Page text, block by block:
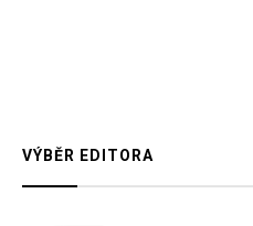
VÝBĚR EDITORA